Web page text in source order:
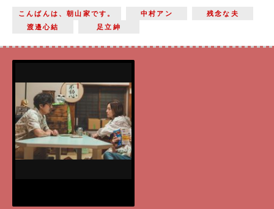
こんばんは、朝山家です。 中村アン
残念な夫
渡邉心結
足立紳